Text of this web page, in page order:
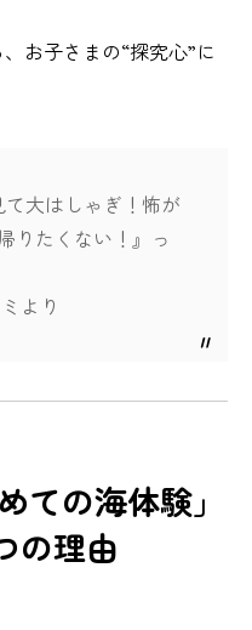
お子さまの“探究心”に
て大はしゃぎ！怖が
りたくない！』っ
より
ての海体験」
の理由